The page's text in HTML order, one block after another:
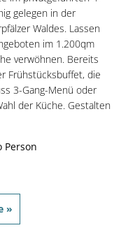
gelegen in der
Waldes. Lassen
im 1.200qm
verwöhnen. Bereits
Frühstücksbuffet, die
3-Gang-Menü oder
der Küche. Gestalten
Person
»